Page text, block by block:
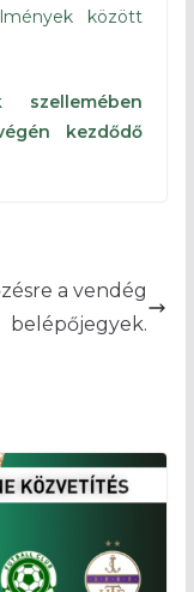
között
szellemében
kezdődő
a vendég
belépőjegyek.